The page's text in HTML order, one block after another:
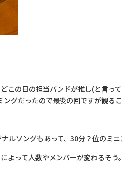
この日の担当バンドが推し(と言っ
グだったので最後の回ですが観るこ
ソングもあって、30分？位のミニ
って人数やメンバーが変わるそう